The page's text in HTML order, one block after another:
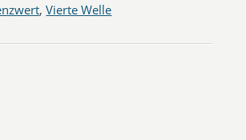
,Vierte Welle